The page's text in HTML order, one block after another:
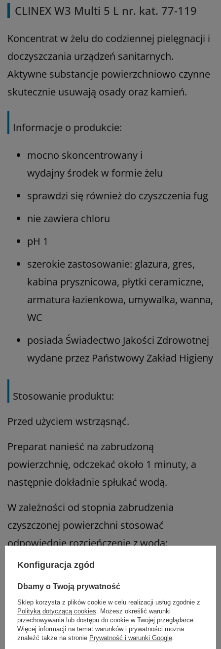
CLINEX W3 Multi 5 L nr. kat. 77-119
Koncentrat w żelu do codziennej pielęgnacji i
doczyszczania urządzeń sanitarnych.
Aktywne substancje powierzchniowo czynne
skutecznie usuwają osady oraz kamień.
Informacje o produkcie:
mocno skoncentrowany i
wydajny środek w formie żelu
sprawdzi się również do czyszczenia fug
nie zawiera chloru
pH 1
szerokie zastosowanie: glazura, gres,
kabina prysznicowa, płytki ceramiczne,
armatura łazienkowa, umywalka, wanna,
WC
posiada Świadectwo Jakości Zdrowotnej
wydane przez Państwowy Zakład Higieny
Stosowanie produktu:
Przed użyciem wstrząsnąć.
Preparat nanieść na zabrudzoną
powierzchnię, odczekać około 1 minuty, a
następnie dokładnie spłukać wodą.
W zależności od stopnia zabrudzenia
czyszczonej powierzchni stosować
odpowiednie rozcieńczenie z wodą:
Mycie powierzchni zmywalnych od 50-
300 ml/ 10 L wody.
Umiarkowane zabrudzenia od 300 ml/ 1
L wody.
Konfiguracja zgód
Dbamy o Twoją prywatność
Sklep korzysta z plików cookie w celu realizacji usług zgodnie z
Polityką dotyczącą cookies . Możesz określić warunki
przechowywania lub dostępu do cookie w Twojej przeglądarce.
Więcej informacji na temat warunków i prywatności można
znaleźć także na stronie Prywatność i warunki Google